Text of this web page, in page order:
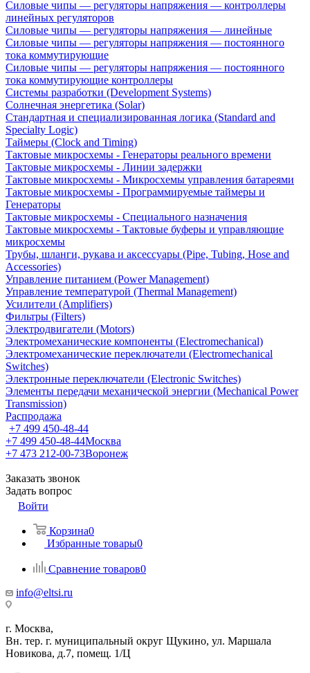
Силовые чипы — регуляторы напряжения — контроллеры
линейных регуляторов
Силовые чипы — регуляторы напряжения — линейные
Силовые чипы — регуляторы напряжения — постоянного
тока коммутирующие
Силовые чипы — регуляторы напряжения — постоянного
тока коммутирующие контроллеры
Системы разработки (Development Systems)
Солнечная энергетика (Solar)
Стандартная и специализированная логика (Standard and
Specialty Logic)
Таймеры (Clock and Timing)
Тактовые микросхемы - Генераторы реального времени
Тактовые микросхемы - Линии задержки
Тактовые микросхемы - Микросхемы управления батареями
Тактовые микросхемы - Программируемые таймеры и
Генераторы
Тактовые микросхемы - Специального назначения
Тактовые микросхемы - Тактовые буферы и управляющие
микросхемы
Трубы, шланги, рукава и аксессуары (Pipe, Tubing, Hose and
Accessories)
Управление питанием (Power Management)
Управление температурой (Thermal Management)
Усилители (Amplifiers)
Фильтры (Filters)
Электродвигатели (Motors)
Электромеханические компоненты (Electromechanical)
Электромеханические переключатели (Electromechanical
Switches)
Электронные переключатели (Electronic Switches)
Элементы передачи механической энергии (Mechanical Power
Transmission)
Распродажа
+7 499 450-48-44
+7 499 450-48-44Москва
+7 473 212-00-73Воронеж
Заказать звонок
Задать вопрос
Войти
Корзина0
Избранные товары0
Сравнение товаров0
info@eltsi.ru
г. Москва,
Вн. тер. г. муниципальный округ Щукино, ул. Маршала
Новикова, д.7, помещ. 1/Ц